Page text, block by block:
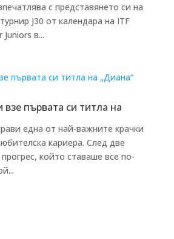
с представянето си на
J30 от календара на ITF
в...
взе първата си титла на
една от най-важните крачки
кариера. След две
който ставаше все по-